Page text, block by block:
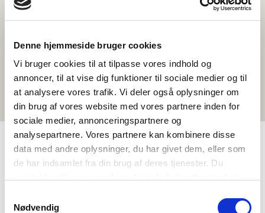
Denne hjemmeside bruger cookies
Vi bruger cookies til at tilpasse vores indhold og
annoncer, til at vise dig funktioner til sociale medier og til
at analysere vores trafik. Vi deler også oplysninger om
din brug af vores website med vores partnere inden for
sociale medier, annonceringspartnere og
analysepartnere. Vores partnere kan kombinere disse
data med andre oplysninger, du har givet dem, eller som
de har indsamlet fra din brug af deres tjenester. Du
Nødvendig
TAGS
8.-10. luohkká Giella
Oanehisfilbma